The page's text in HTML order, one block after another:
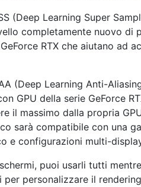
(Deep Learning Super
completamente nuovo di
RTX che aiutano ad
(Deep Learning Anti-
GPU della serie GeForce
il massimo dalla propria
sarà compatibile con una
e configurazioni multi-
puoi usarli tutti
per personalizzare il